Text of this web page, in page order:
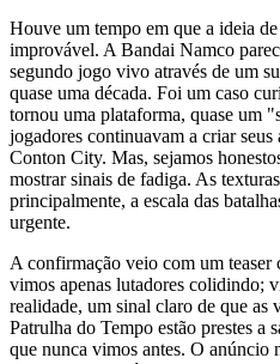
Houve um tempo em que a ideia
improvável. A Bandai Namco
segundo jogo vivo através de um
quase uma década. Foi um caso
tornou uma plataforma, quase um
jogadores continuavam a criar seus
Conton City. Mas, sejamos
mostrar sinais de fadiga. As
principalmente, a escala das
urgente.
A confirmação veio com um
vimos apenas lutadores colidindo;
realidade, um sinal claro de que as
Patrulha do Tempo estão prestes a
que nunca vimos antes. O anúncio